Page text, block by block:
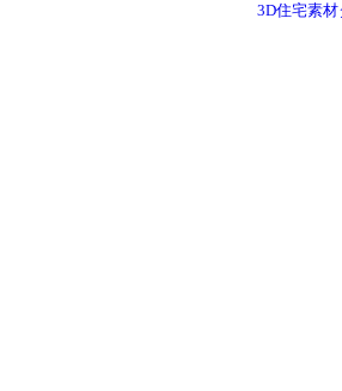
3D住宅素